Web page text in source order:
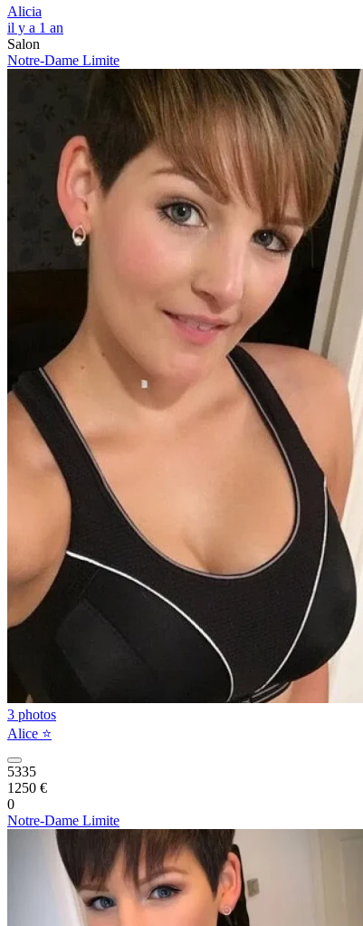
Alicia
il y a 1 an
Salon
Notre-Dame Limite
3 photos
Alice ⭐️
5335
1250 €
0
Notre-Dame Limite